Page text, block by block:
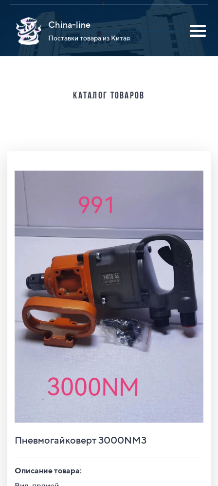
China-line
Поставки товара из Китая
Каталог товаров
Пневмогайковерт 3000NM3
Описание товара: